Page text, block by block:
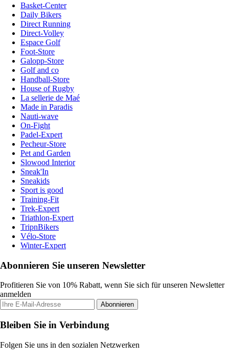
Basket-Center
Daily Bikers
Direct Running
Direct-Volley
Espace Golf
Foot-Store
Galopp-Store
Golf and co
Handball-Store
House of Rugby
La sellerie de Maé
Made in Paradis
Nauti-wave
On-Fight
Padel-Expert
Pecheur-Store
Pet and Garden
Slowood Interior
Sneak'In
Sneakids
Sport is good
Training-Fit
Trek-Expert
Triathlon-Expert
TripnBikers
Vélo-Store
Winter-Expert
Abonnieren Sie unseren Newsletter
Profitieren Sie von 10% Rabatt, wenn Sie sich für unseren Newsletter
anmelden
Abonnieren
Bleiben Sie in Verbindung
Folgen Sie uns in den sozialen Netzwerken